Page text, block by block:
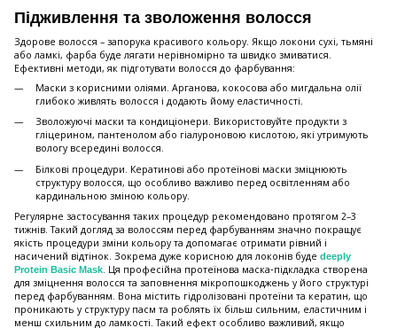
Підживлення та зволоження волосся
Здорове волосся – запорука красивого кольору. Якщо локони сухі, тьмяні
або ламкі, фарба буде лягати нерівномірно та швидко змиватися.
Ефективні методи, як підготувати волосся до фарбування:
Маски з корисними оліями. Арганова, кокосова або мигдальна олії
глибоко живлять волосся і додають йому еластичності.
Зволожуючі маски та кондиціонери. Використовуйте продукти з
гліцерином, пантенолом або гіалуроновою кислотою, які утримують
вологу всередині волосся.
Білкові процедури. Кератинові або протеїнові маски зміцнюють
структуру волосся, що особливо важливо перед освітленням або
кардинальною зміною кольору.
Регулярне застосування таких процедур рекомендовано протягом 2–3
тижнів. Такий догляд за волоссям перед фарбуванням значно покращує
якість процедури зміни кольору та допомагає отримати рівний і
насичений відтінок. Зокрема дуже корисною для локонів буде deeply
Protein Basic Mask. Ця професійна протеїнова маска‑підкладка створена
для зміцнення волосся та заповнення мікропошкоджень у його структурі
перед фарбуванням. Вона містить гідролізовані протеїни та кератин, що
проникають у структуру пасм та роблять їх більш сильним, еластичним і
менш схильним до ламкості. Такий ефект особливо важливий, якщо